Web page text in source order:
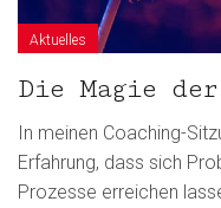
Aktuelles
Die Magie
In meinen Coaching-
Erfahrung, dass sich
Prozesse erreichen